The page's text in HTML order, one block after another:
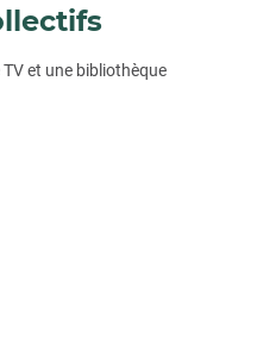
et une bibliothèque